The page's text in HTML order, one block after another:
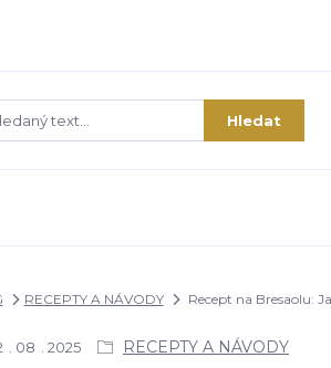
Hledat
RECEPTY A NÁVODY Recept na Bresaolu:
08 2025 RECEPTY A NÁVODY